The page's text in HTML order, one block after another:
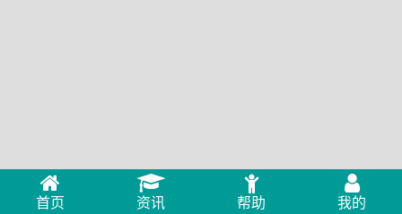
首页 资讯 帮助 我的